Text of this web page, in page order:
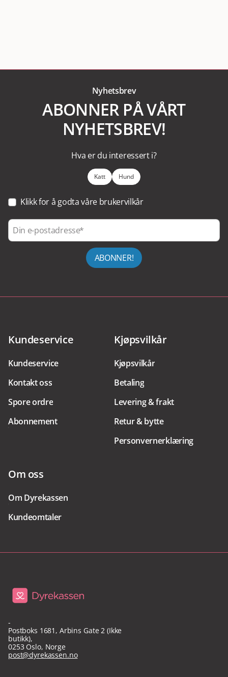
Nyhetsbrev
ABONNER PÅ VÅRT
NYHETSBREV!
Hva er du interessert i?
Katt Hund
Klikk for å godta våre brukervilkår
Din e-postadresse
ABONNER!
Kundeservice
Kundeservice
Kontakt oss
Spore ordre
Abonnement
Kjøpsvilkår
Kjøpsvilkår
Betaling
Levering & frakt
Retur & bytte
Personvernerklæring
Om oss
Om Dyrekassen
Kundeomtaler
-
Postboks 1681, Arbins Gate 2 (Ikke
butikk),
0253 Oslo, Norge
post@dyrekassen.no